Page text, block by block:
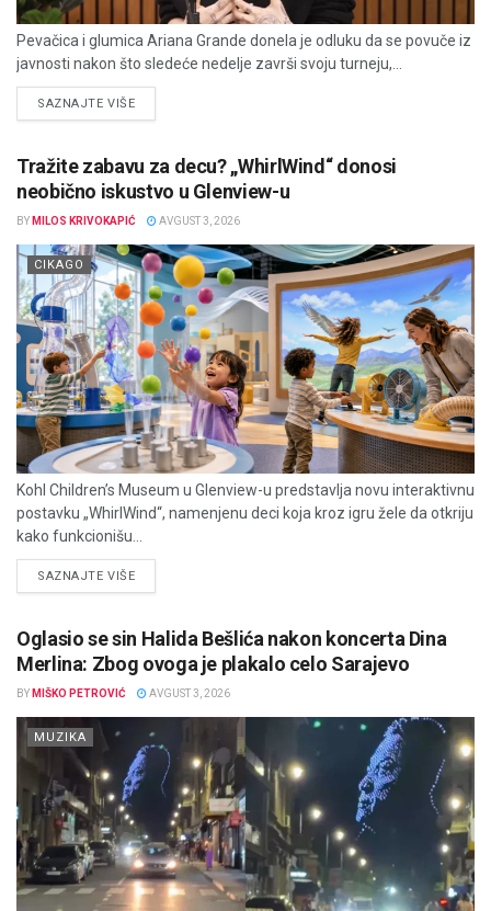
Pevačica i glumica Ariana Grande donela je odluku da se povuče iz
javnosti nakon što sledeće nedelje završi svoju turneju,...
SAZNAJTE VIŠEDETAILS
Tražite zabavu za decu? „WhirlWind“ donosi
neobično iskustvo u Glenview-u
BY MILOS KRIVOKAPIĆ AVGUST 3, 2026
CIKAGO
Kohl Children’s Museum u Glenview-u predstavlja novu interaktivnu
postavku „WhirlWind“, namenjenu deci koja kroz igru žele da otkriju
kako funkcionišu...
SAZNAJTE VIŠEDETAILS
Oglasio se sin Halida Bešlića nakon koncerta Dina
Merlina: Zbog ovoga je plakalo celo Sarajevo
BY MIŠKO PETROVIĆ AVGUST 3, 2026
MUZIKA